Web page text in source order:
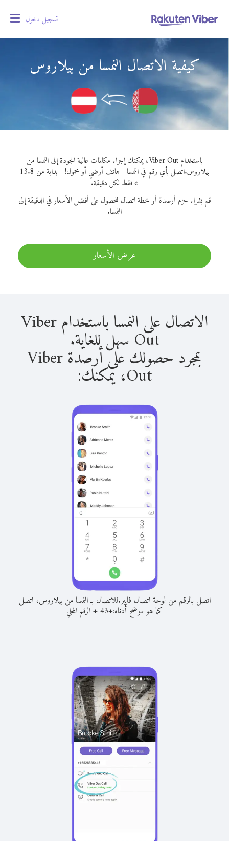
تسجيل دخول
كيفية الاتصال النمسا من بيلاروس
باستخدام Viber Out، يمكنك إجراء مكالمات عالية الجودة إلى النمسا من
بيلاروس.
اتصل بأي رقم في النمسا - هاتف أرضي أو محمول! - بداية من 13.8
¢ فقط لكل دقيقة.
قم بشراء حزم أرصدة أو خطة اتصال للحصول على أفضل الأسعار في الدقيقة إلى
النمسا.
عرض الأسعار
الاتصال على النمسا باستخدام Viber
Out سهل للغاية.
بمجرد حصولك على أرصدة Viber
Out، يمكنك:
اتصل بالرقم من لوحة اتصال فايبر.للاتصال بـ النمسا من بيلاروس، اتصل
كما هو موضح أدناه:+
43
+الرقم المحلي